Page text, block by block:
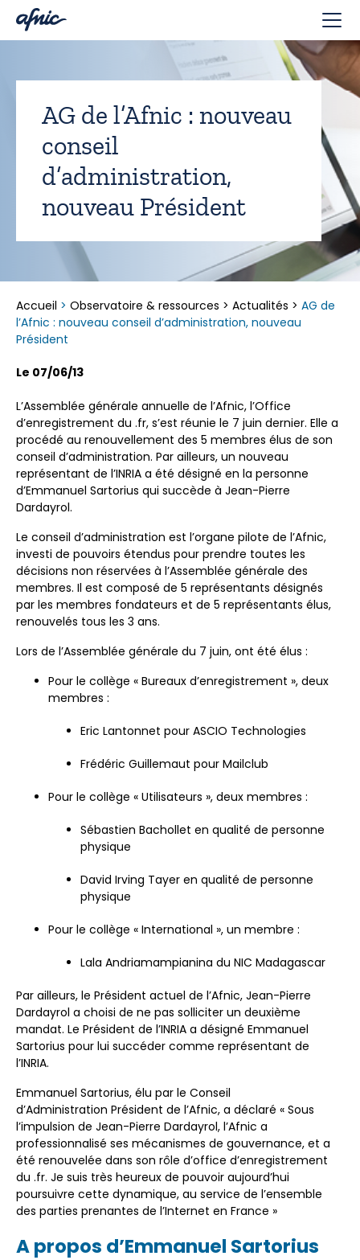
AG de l’Afnic : nouveau
conseil
d’administration,
nouveau Président
Accueil > Observatoire & ressources > Actualités > AG de
l’Afnic : nouveau conseil d’administration, nouveau
Président
Le 07/06/13
L’Assemblée générale annuelle de l’Afnic, l’Office
d’enregistrement du .fr, s’est réunie le 7 juin dernier. Elle a
procédé au renouvellement des 5 membres élus de son
conseil d’administration. Par ailleurs, un nouveau
représentant de l’INRIA a été désigné en la personne
d’Emmanuel Sartorius qui succède à Jean-Pierre
Dardayrol.
Le conseil d’administration est l’organe pilote de l’Afnic,
investi de pouvoirs étendus pour prendre toutes les
décisions non réservées à l’Assemblée générale des
membres. Il est composé de 5 représentants désignés
par les membres fondateurs et de 5 représentants élus,
renouvelés tous les 3 ans.
Lors de l’Assemblée générale du 7 juin, ont été élus :
Pour le collège « Bureaux d’enregistrement », deux
membres :
Eric Lantonnet pour ASCIO Technologies
Frédéric Guillemaut pour Mailclub
Pour le collège « Utilisateurs », deux membres :
Sébastien Bachollet en qualité de personne
physique
David Irving Tayer en qualité de personne
physique
Pour le collège « International », un membre :
Lala Andriamampianina du NIC Madagascar
Par ailleurs, le Président actuel de l’Afnic, Jean-Pierre
Dardayrol a choisi de ne pas solliciter un deuxième
mandat. Le Président de l’INRIA a désigné Emmanuel
Sartorius pour lui succéder comme représentant de
l’INRIA.
Emmanuel Sartorius, élu par le Conseil
d’Administration Président de l’Afnic, a déclaré « Sous
l’impulsion de Jean-Pierre Dardayrol, l’Afnic a
professionnalisé ses mécanismes de gouvernance, et a
été renouvelée dans son rôle d’office d’enregistrement
du .fr. Je suis très heureux de pouvoir aujourd’hui
poursuivre cette dynamique, au service de l’ensemble
des parties prenantes de l’Internet en France »
A propos d’Emmanuel Sartorius
Panneau de gestion des cookies